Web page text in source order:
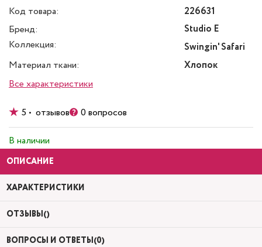
Код товара:
226631
Бренд:
Studio E
Коллекция:
Swingin' Safari
Материал ткани:
Хлопок
Все характеристики
5 • отзывов 0 вопросов
В наличии
ОПИСАНИЕ
ХАРАКТЕРИСТИКИ
ОТЗЫВЫ()
ВОПРОСЫ И ОТВЕТЫ(0)